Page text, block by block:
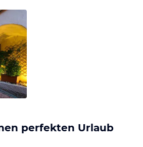
perfekten Urlaub